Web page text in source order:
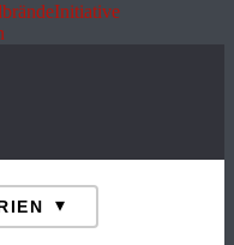
Initiative